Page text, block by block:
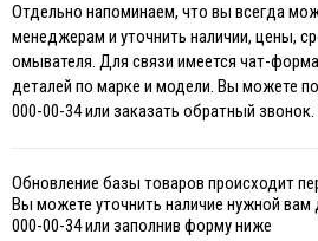
Отдельно напоминаем, что вы всегда
менеджерам и уточнить наличии, цены,
омывателя. Для связи имеется чат-
деталей по марке и модели. Вы можете
000-00-34 или заказать обратный
Обновление базы товаров происходит
Вы можете уточнить наличие нужной вам
000-00-34 или заполнив форму ниже